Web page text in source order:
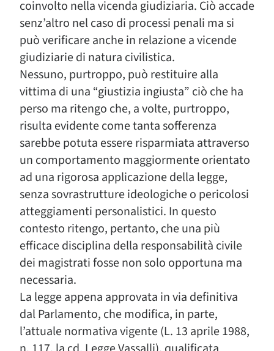
coinvolto nella vicenda giudiziaria. Ciò accade
senz’altro nel caso di processi penali ma si
può verificare anche in relazione a vicende
giudiziarie di natura civilistica.
Nessuno, purtroppo, può restituire alla
vittima di una “giustizia ingiusta” ciò che ha
perso ma ritengo che, a volte, purtroppo,
risulta evidente come tanta sofferenza
sarebbe potuta essere risparmiata attraverso
un comportamento maggiormente orientato
ad una rigorosa applicazione della legge,
senza sovrastrutture ideologiche o pericolosi
atteggiamenti personalistici. In questo
contesto ritengo, pertanto, che una più
efficace disciplina della responsabilità civile
dei magistrati fosse non solo opportuna ma
necessaria.
La legge appena approvata in via definitiva
dal Parlamento, che modifica, in parte,
l’attuale normativa vigente (L. 13 aprile 1988,